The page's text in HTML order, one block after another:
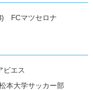
FCマツセロナ
エス
大学サッカー部